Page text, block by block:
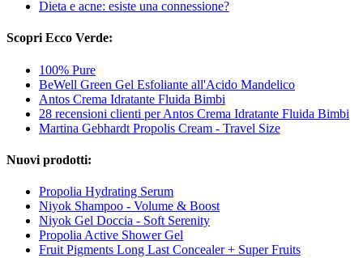
Dieta e acne: esiste una connessione?
Scopri Ecco Verde:
100% Pure
BeWell Green Gel Esfoliante all'Acido Mandelico
Antos Crema Idratante Fluida Bimbi
28 recensioni clienti per Antos Crema Idratante Fluida Bimbi
Martina Gebhardt Propolis Cream - Travel Size
Nuovi prodotti:
Propolia Hydrating Serum
Niyok Shampoo - Volume & Boost
Niyok Gel Doccia - Soft Serenity
Propolia Active Shower Gel
Fruit Pigments Long Last Concealer + Super Fruits